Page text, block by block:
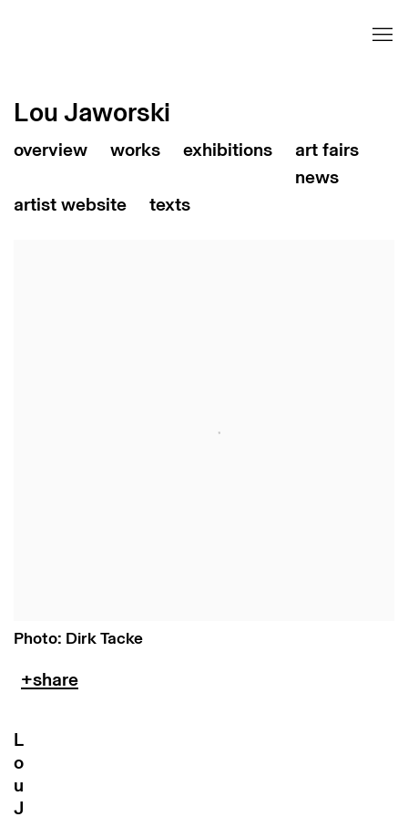
Lou Jaworski
art fairs
news
artist website
texts
Photo: Dirk Tacke
L
o
u
J